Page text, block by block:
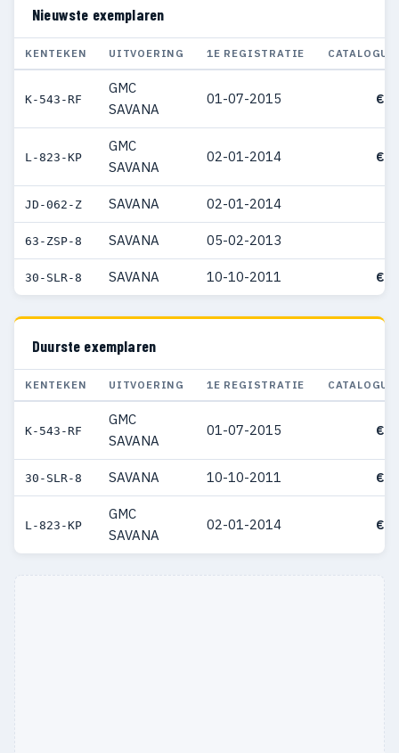
Nieuwste exemplaren
KENTEKEN UITVOERING 1E REGISTRATIE
K-543-RF
GMC
SAVANA
01-07-2015 €
L-823-KP
GMC
SAVANA
02-01-2014 €
JD-062-Z SAVANA 02-01-2014
63-ZSP-8 SAVANA 05-02-2013
30-SLR-8 SAVANA 10-10-2011 €
Duurste exemplaren
KENTEKEN UITVOERING 1E REGISTRATIE
K-543-RF
GMC
SAVANA
01-07-2015 €
30-SLR-8 SAVANA 10-10-2011 €
L-823-KP
GMC
SAVANA
02-01-2014 €